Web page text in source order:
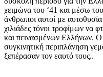
χειμώνα του ‘41 και μέσω
άνθρωποι αυτοί με
χιλιάδες τόνοι τροφίμων να
και πεινασμένων Ελλήνων.
συγκινητική περιπλάνηση
ξεπέρασαν τον εαυτό τους..